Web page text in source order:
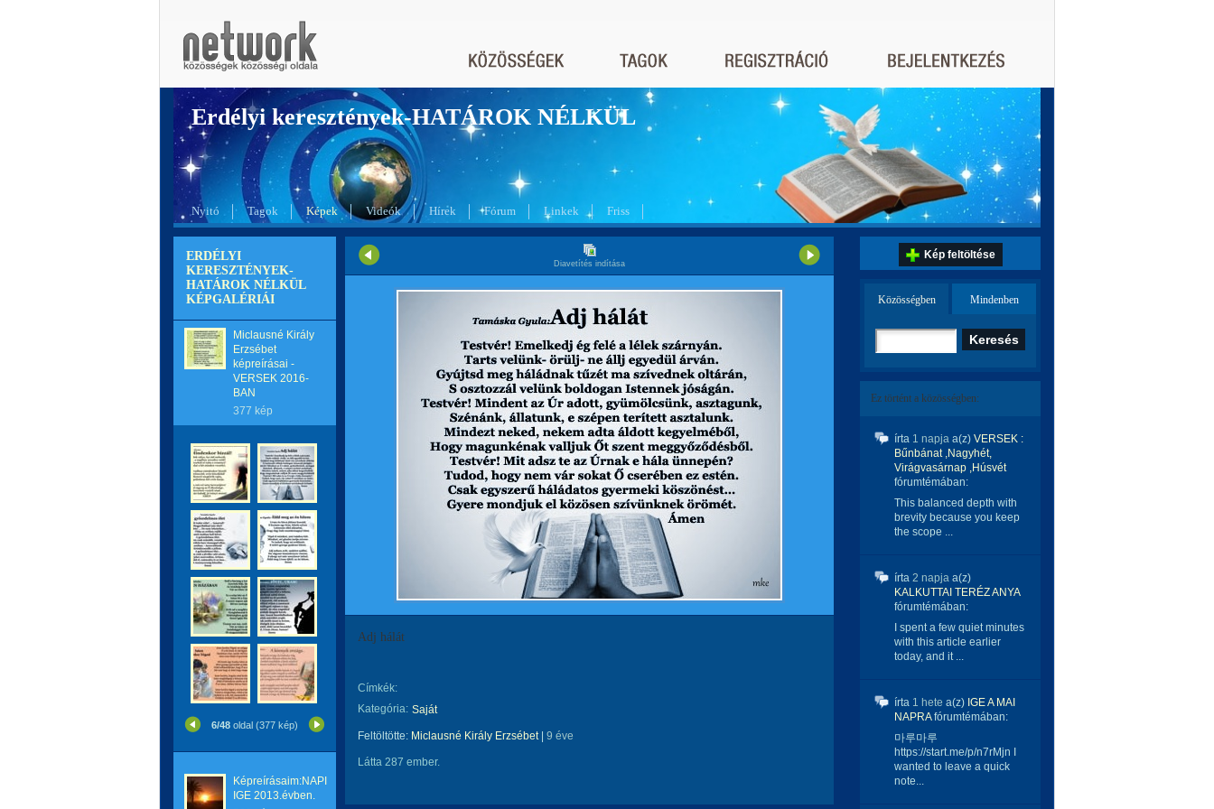
Erdélyi keresztények-HATÁROK NÉLKÜL
Nyitó Tagok Képek Videók Hírek Fórum Linkek Friss
ERDÉLYI
KERESZTÉNYEK-
HATÁROK NÉLKÜL
KÉPGALÉRIÁI
Miclausné Király
Erzsébet
képreírásai -
VERSEK 2016-
BAN
377 kép
6/48 oldal (377 kép)
Képreírásaim:NAPI
IGE 2013.évben.
Diavetítés indítása
Adj hálát
Címkék:
Kategória: Saját
Feltöltötte: Miclausné Király Erzsébet| 9 éve
Látta 287 ember.
Kép feltöltése
Közösségben Mindenben
Ez történt a közösségben:
írta 1 napja a(z) VERSEK :
Bűnbánat ,Nagyhét,
Virágvasárnap ,Húsvét
fórumtémában:
This balanced depth with
brevity because you keep
the scope ...
írta 2 napja a(z)
KALKUTTAI TERÉZ ANYA
fórumtémában:
I spent a few quiet minutes
with this article earlier
today, and it ...
írta 1 hete a(z) IGE A MAI
NAPRAfórumtémában:
마루마루
https://start.me/p/n7rMjn I
wanted to leave a quick
note...